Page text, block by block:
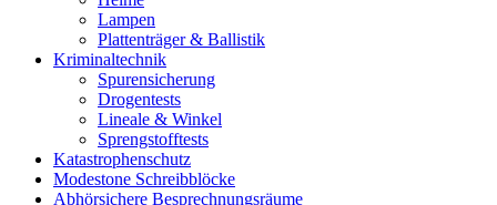
Lampen
Plattenträger & Ballistik
Kriminaltechnik
Spurensicherung
Drogentests
Lineale & Winkel
Sprengstofftests
Katastrophenschutz
Modestone Schreibblöcke
Abhörsichere Besprechnungsräume